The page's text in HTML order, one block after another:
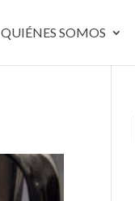
QUIÉNES SOMOS